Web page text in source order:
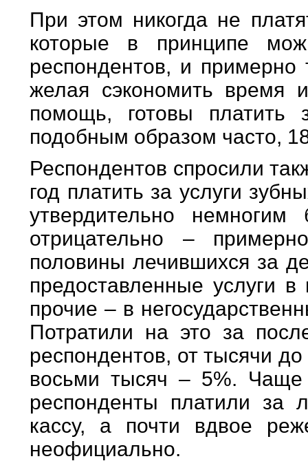
При этом никогда не
которые в принципе
респондентов, и
желая сэкономить время
помощь, готовы платить
подобным образом часто,
Респондентов спросили
год платить за услуги
утвердительно
отрицательно –
половины лечившихся за
предоставленные услуги
прочие – в
Потратили на это за
респондентов, от тысячи
восьми тысяч – 5%. Чаще
респонденты платили за
кассу, а почти вдвое
неофициально.